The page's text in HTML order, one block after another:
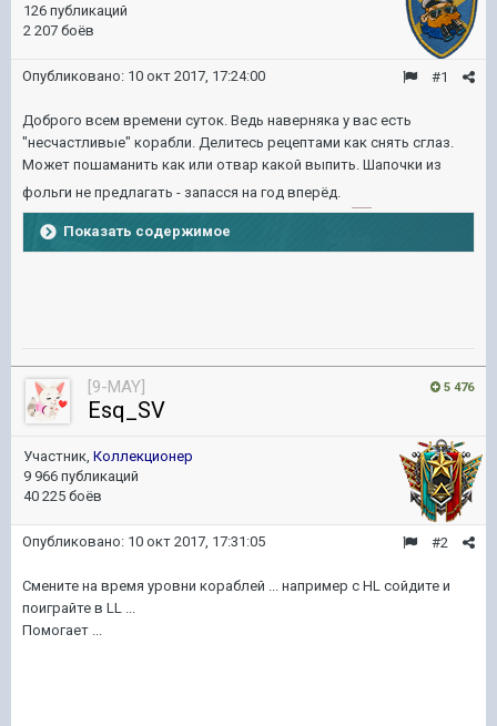
126 публикаций
2 207 боёв
#1
Опубликовано: 10 окт 2017, 17:24:00
Доброго всем времени суток. Ведь наверняка у вас есть
"несчастливые" корабли. Делитесь рецептами как снять сглаз.
Может пошаманить как или отвар какой выпить. Шапочки из
фольги не предлагать - запасся на год вперёд.
Показать содержимое
5 476
[9-MAY]
Esq_SV
Участник, Коллекционер
9 966 публикаций
40 225 боёв
#2
Опубликовано: 10 окт 2017, 17:31:05
Смените на время уровни кораблей ... например с HL сойдите и
поиграйте в LL ...
Помогает ...